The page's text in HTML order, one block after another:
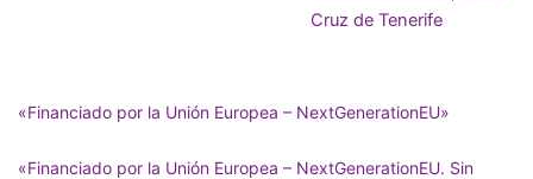
Cruz de Tenerife
«Financiado por la Unión Europea – NextGenerationEU»
«Financiado por la Unión Europea – NextGenerationEU. Sin